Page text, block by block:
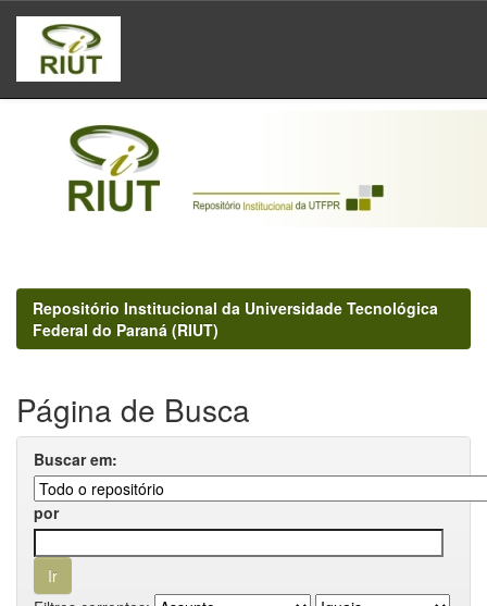
Skip
navigation
Repositório Institucional da Universidade Tecnológica
Federal do Paraná (RIUT)
Página de Busca
Buscar em:
por